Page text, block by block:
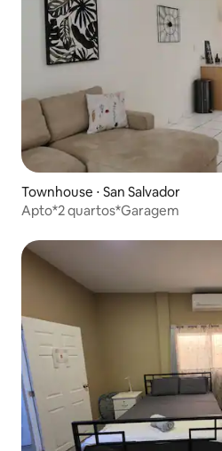
Townhouse ⋅ San Salvador
Apto*2 quartos*Garagem